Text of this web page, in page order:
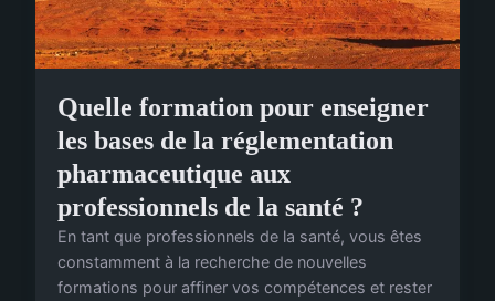
Quelle formation pour enseigner
les bases de la réglementation
pharmaceutique aux
professionnels de la santé ?
En tant que professionnels de la santé, vous êtes
constamment à la recherche de nouvelles
formations pour affiner vos compétences et rester